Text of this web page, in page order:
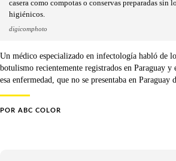
casera como compotas o conservas preparadas sin
higiénicos.
digicomphoto
Un médico especializado en infectología habló de
botulismo recientemente registrados en Paraguay
esa enfermedad, que no se presentaba en Paraguay
POR ABC COLOR